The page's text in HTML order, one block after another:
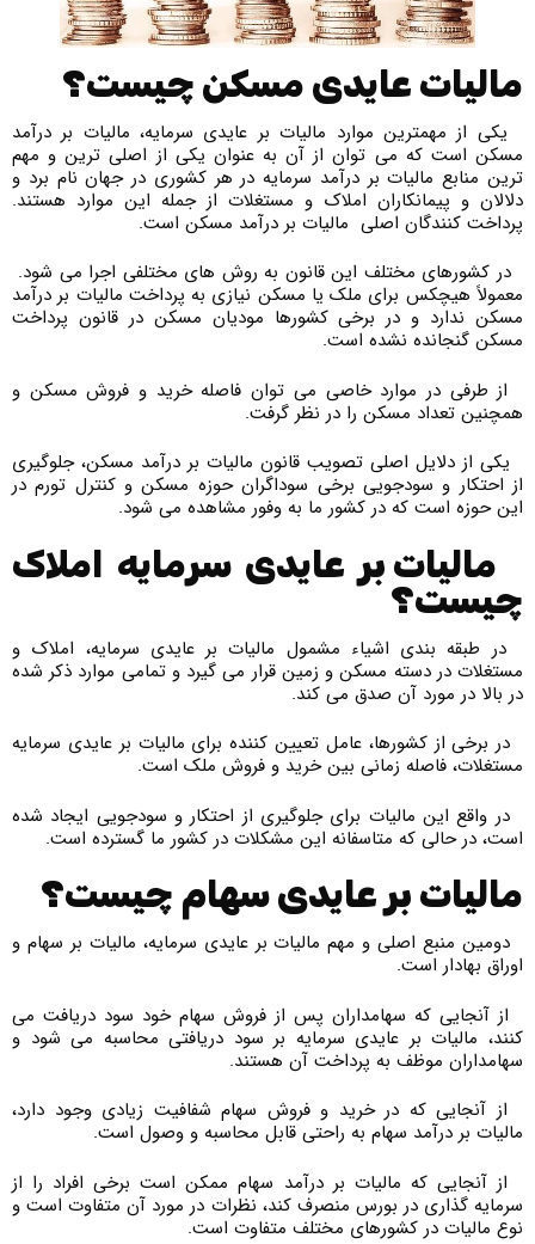
مالیات عایدی مسکن چیست؟
یکی از مهمترین موارد مالیات بر عایدی سرمایه، مالیات بر درآمد
مسکن است که می توان از آن به عنوان یکی از اصلی ترین و مهم
ترین منابع مالیات بر درآمد سرمایه در هر کشوری در جهان نام برد و
دلالان و پیمانکاران املاک و مستغلات از جمله این موارد هستند.
پرداخت کنندگان اصلی مالیات بر درآمد مسکن است.
در کشورهای مختلف این قانون به روش های مختلفی اجرا می شود.
معمولاً هیچکس برای ملک یا مسکن نیازی به پرداخت مالیات بر درآمد
مسکن ندارد و در برخی کشورها مودیان مسکن در قانون پرداخت
مسکن گنجانده نشده است.
از طرفی در موارد خاصی می توان فاصله خرید و فروش مسکن و
همچنین تعداد مسکن را در نظر گرفت.
یکی از دلایل اصلی تصویب قانون مالیات بر درآمد مسکن، جلوگیری
از احتکار و سودجویی برخی سوداگران حوزه مسکن و کنترل تورم در
این حوزه است که در کشور ما به وفور مشاهده می شود.
مالیات بر عایدی سرمایه املاک
چیست؟
در طبقه بندی اشیاء مشمول مالیات بر عایدی سرمایه، املاک و
مستغلات در دسته مسکن و زمین قرار می گیرد و تمامی موارد ذکر شده
در بالا در مورد آن صدق می کند.
در برخی از کشورها، عامل تعیین کننده برای مالیات بر عایدی سرمایه
مستغلات، فاصله زمانی بین خرید و فروش ملک است.
در واقع این مالیات برای جلوگیری از احتکار و سودجویی ایجاد شده
است، در حالی که متاسفانه این مشکلات در کشور ما گسترده است.
مالیات بر عایدی سهام چیست؟
دومین منبع اصلی و مهم مالیات بر عایدی سرمایه، مالیات بر سهام و
اوراق بهادار است.
از آنجایی که سهامداران پس از فروش سهام خود سود دریافت می
کنند، مالیات بر عایدی سرمایه بر سود دریافتی محاسبه می شود و
سهامداران موظف به پرداخت آن هستند.
از آنجایی که در خرید و فروش سهام شفافیت زیادی وجود دارد،
مالیات بر درآمد سهام به راحتی قابل محاسبه و وصول است.
از آنجایی که مالیات بر درآمد سهام ممکن است برخی افراد را از
سرمایه گذاری در بورس منصرف کند، نظرات در مورد آن متفاوت است و
نوع مالیات در کشورهای مختلف متفاوت است.